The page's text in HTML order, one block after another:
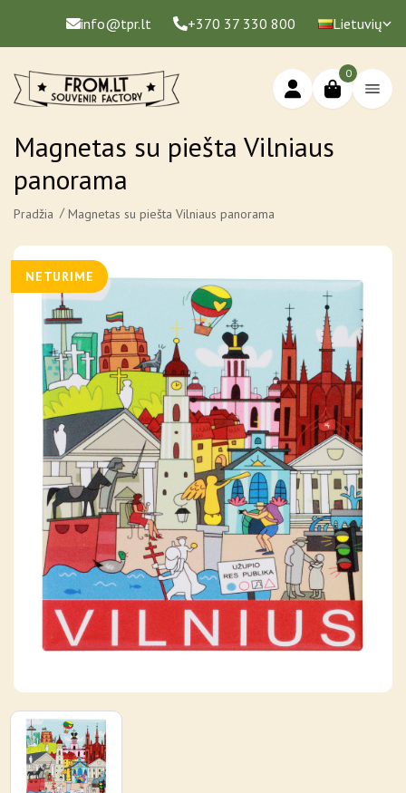
info@tpr.lt +370 37 330 800 Lietuvių
0
Magnetas su piešta Vilniaus
panorama
Pradžia Magnetas su piešta Vilniaus panorama
NETURIME